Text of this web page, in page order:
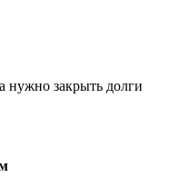
нужно закрыть долги